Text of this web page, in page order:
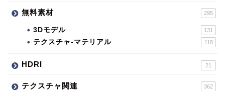
無料素材 295
3Dモデル 131
テクスチャ-マテリアル 118
HDRI 21
テクスチャ関連 362